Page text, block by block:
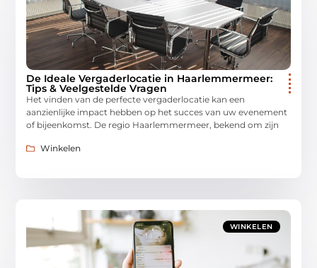
De Ideale Vergaderlocatie in Haarlemmermeer:
Tips & Veelgestelde Vragen
Het vinden van de perfecte vergaderlocatie kan een
aanzienlijke impact hebben op het succes van uw evenement
of bijeenkomst. De regio Haarlemmermeer, bekend om zijn
Winkelen
WINKELEN